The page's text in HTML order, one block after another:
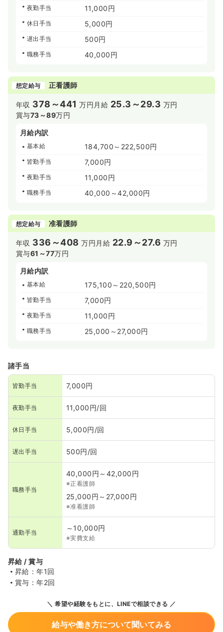
夜勤手当 11,000円
休日手当 5,000円
遅出手当 500円
職務手当 40,000円
想定給与 正看護師
年収 378～441 万円 月給 25.3～29.3 万円
賞与73～89万円
月給内訳
基本給 184,700～222,500円
皆勤手当 7,000円
夜勤手当 11,000円
職務手当 40,000～42,000円
想定給与 准看護師
年収 336～408 万円 月給 22.9～27.6 万円
賞与61～77万円
月給内訳
基本給 175,100～220,500円
皆勤手当 7,000円
夜勤手当 11,000円
職務手当 25,000～27,000円
諸手当
皆勤手当 7,000円
夜勤手当 11,000円/回
休日手当 5,000円/回
遅出手当 500円/回
職務手当
40,000円～42,000円
※正看護師
25,000円～27,000円
※准看護師
通勤手当
～10,000円
※実費支給
昇給 / 賞与
昇給：年1回
賞与：年2回
希望や経験をもとに、LINEで相談できる
給与や働き方について聞いてみる